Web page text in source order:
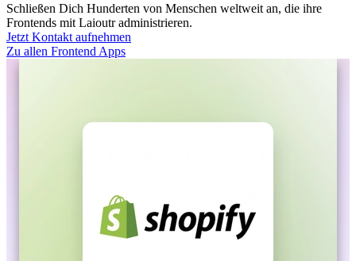
Schließen Dich Hunderten von Menschen weltweit an, die ihre
Frontends mit Laioutr administrieren.
Jetzt Kontakt aufnehmen
Zu allen Frontend Apps